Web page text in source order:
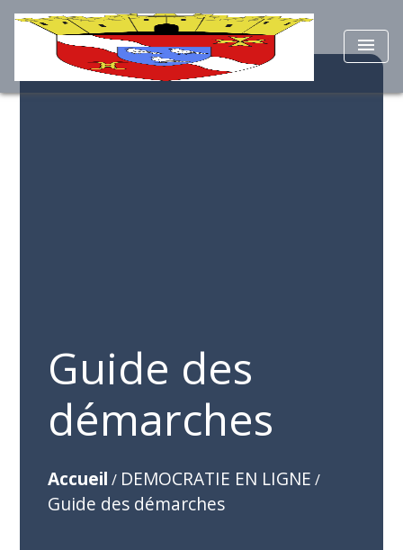
menu
Guide des
démarches
Accueil / DEMOCRATIE EN LIGNE /
Guide des démarches